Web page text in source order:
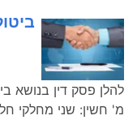
מ' חשין: שני